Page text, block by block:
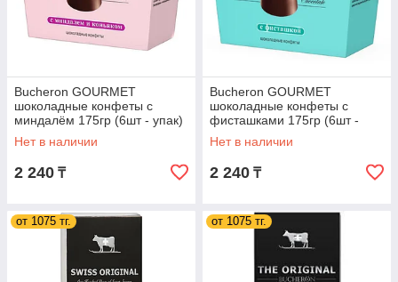
Bucheron GOURMET
шоколадные конфеты c
миндалём 175гр (6шт - упак)
Нет в наличии
2 240 ₸
Bucheron GOURMET
шоколадные конфеты c
фисташками 175гр (6шт -
упак)
Нет в наличии
2 240 ₸
от 1075 тг. от 1075 тг.